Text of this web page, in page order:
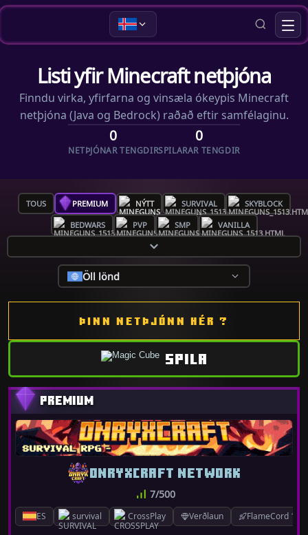
Listi yfir Minecraft netþjóna
Finndu virka, yfirfarna og vinsæla ókeypis Minecraft
netþjóna (Java og Bedrock) raðað eftir samfélaginu.
0
NETÞJÓNAR TENGDIR
0
SPILARAR TENGDIR
TOUS PREMIUM NÝTT SURVIVAL SKYBLOCK
BEDWARS PVP SMP VANILLA
Öll lönd
ÞINN NETÞJÓNN HÉR ?
SPILA
ES survival CrossPlay Verðlaun FlameCord
ONRYXCRAFT NETWORK
7/500